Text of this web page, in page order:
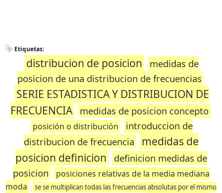
Etiquetas:
distribucion de posicion
medidas de
posicion de una distribucion de frecuencias
SERIE ESTADISTICA Y DISTRIBUCION DE
FRECUENCIA
medidas de posicion concepto
posición o distribución
introduccion de
distribucion de frecuencia
medidas de
posicion definicion
definicion medidas de
posicion
posiciones relativas de la media mediana
moda
se se multiplican todas las frecuencias absolutas por el mismo